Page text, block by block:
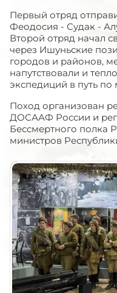
Первый отряд
Феодосия - Судак -
Второй отряд начал
через Ишуньские
городов и районов,
напутствовали и
экспедиций в путь
Поход организован
ДОСААФ России и
Бессмертного полка
министров